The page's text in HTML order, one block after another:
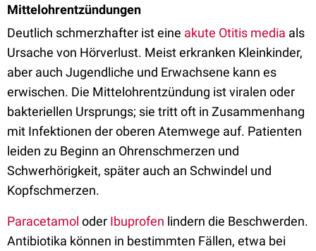
Mittelohrentzündungen
Deutlich schmerzhafter ist eine akute Otitis media als
Ursache von Hörverlust. Meist erkranken Kleinkinder,
aber auch Jugendliche und Erwachsene kann es
erwischen. Die Mittelohrentzündung ist viralen oder
bakteriellen Ursprungs; sie tritt oft in Zusammenhang
mit Infektionen der oberen Atemwege auf. Patienten
leiden zu Beginn an Ohrenschmerzen und
Schwerhörigkeit, später auch an Schwindel und
Kopfschmerzen.
Paracetamol oder Ibuprofen lindern die Beschwerden.
Antibiotika können in bestimmten Fällen, etwa bei